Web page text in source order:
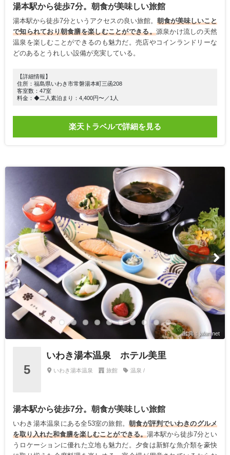
湯本駅から徒歩7分。朝食が美味しい旅館
湯本駅から徒歩7分というアクセスの良い旅館。 朝食が美味しいこと
で知られており朝食膳を楽しむことができる。源泉かけ流しの天然
温泉を楽しむことができるのも魅力だ。売店やコインランドリーな
どのあるとうれしい設備が充実している。
【詳細情報】
住所：福島県いわき市常磐湯本町三函208
客室数：47室
料金：◆二人素泊まり：4,400円〜／1人
楽天トラベルで詳細を見る
出典：jalan.net
5
いわき湯本温泉 ホテル美里
いわき湯本温泉 旅館 温泉 /
湯本駅から徒歩7分。朝食が美味しい旅館
いわき湯本温泉にある全53室の旅館。朝食が評判でいわきのグルメ
を取り入れた和食膳を楽しむことができる。湯本駅から徒歩7分とい
うロケーションに優れた立地も魅力だ。夕食は新鮮な魚介類を豪快